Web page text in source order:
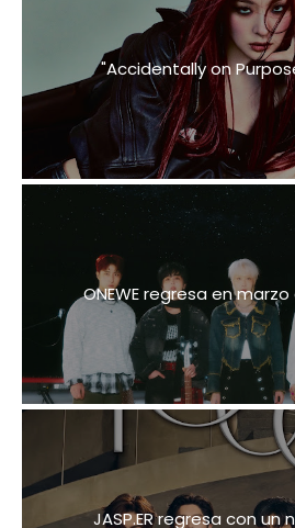
"Accidentally on
ONEWE regresa en marzo
JASP.ER regresa con un